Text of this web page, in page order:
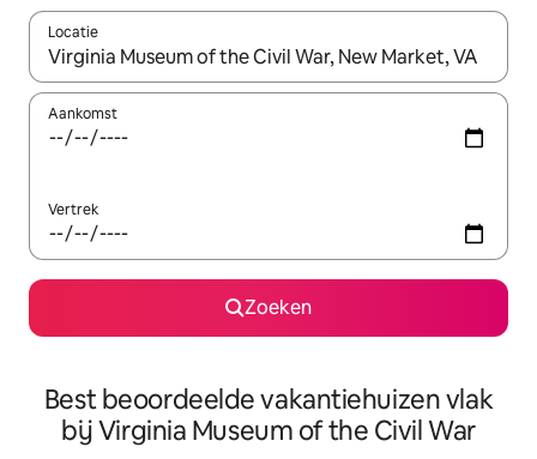
Locatie
Wanneer er suggesties beschikbaar zijn, maak je een keuze
Aankomst
Vertrek
Zoeken
Best beoordeelde vakantiehuizen vlak
bij Virginia Museum of the Civil War